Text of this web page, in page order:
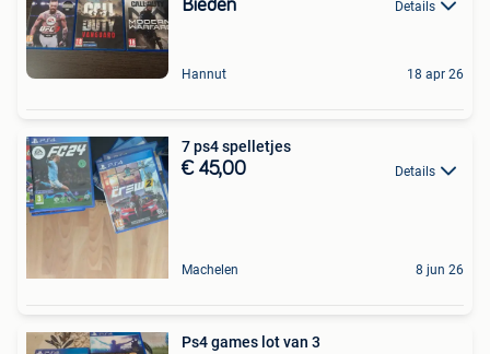
Bieden Details
Hannut 18 apr 26
7 ps4 spelletjes
€ 45,00 Details
Machelen 8 jun 26
Ps4 games lot van 3